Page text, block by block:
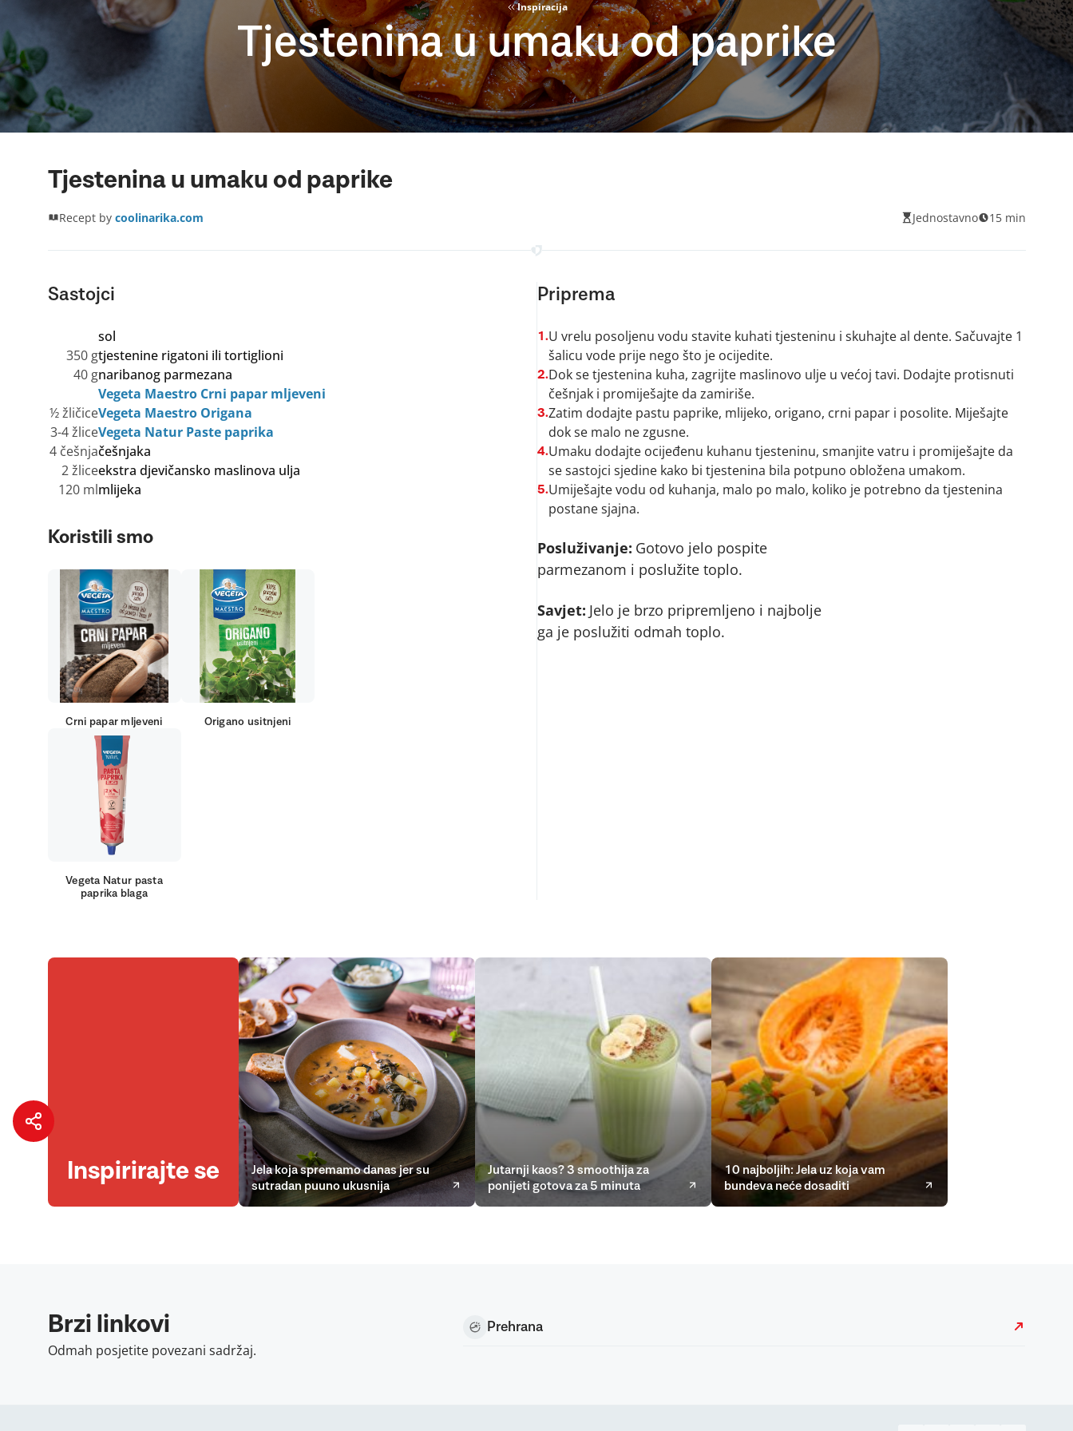
Inspiracija
Tjestenina u umaku od paprike
Tjestenina u umaku od paprike
Recept by coolinarika.com Jednostavno 15 min
Sastojci
sol
350 gtjestenine rigatoni ili tortiglioni
40 gnaribanog parmezana
Vegeta Maestro Crni papar mljeveni
½ žličiceVegeta Maestro Origana
3-4 žliceVegeta Natur Paste paprika
4 češnjačešnjaka
2 žliceekstra djevičansko maslinova ulja
120 mlmlijeka
Koristili smo
Crni papar mljeveni Origano usitnjeni
Vegeta Natur pasta
paprika blaga
Priprema
1.U vrelu posoljenu vodu stavite kuhati tjesteninu i skuhajte al dente. Sačuvajte 1
šalicu vode prije nego što je ocijedite.
2.Dok se tjestenina kuha, zagrijte maslinovo ulje u većoj tavi. Dodajte protisnuti
češnjak i promiješajte da zamiriše.
3.Zatim dodajte pastu paprike, mlijeko, origano, crni papar i posolite. Miješajte
dok se malo ne zgusne.
4.Umaku dodajte ocijeđenu kuhanu tjesteninu, smanjite vatru i promiješajte da
se sastojci sjedine kako bi tjestenina bila potpuno obložena umakom.
5.Umiješajte vodu od kuhanja, malo po malo, koliko je potrebno da tjestenina
postane sjajna.
Posluživanje: Gotovo jelo pospite
parmezanom i poslužite toplo.
Savjet: Jelo je brzo pripremljeno i najbolje
ga je poslužiti odmah toplo.
Inspirirajte se
Jela koja spremamo danas jer su
sutradan puuno ukusnija
Jutarnji kaos? 3 smoothija za
ponijeti gotova za 5 minuta
10 najboljih: Jela uz koja vam
bundeva neće dosaditi
Brzi linkovi
Odmah posjetite povezani sadržaj.
Prehrana